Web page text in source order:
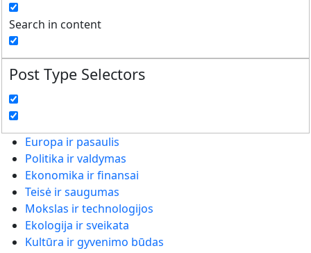
Search in content
Post Type Selectors
Europa ir pasaulis
Politika ir valdymas
Ekonomika ir finansai
Teisė ir saugumas
Mokslas ir technologijos
Ekologija ir sveikata
Kultūra ir gyvenimo būdas